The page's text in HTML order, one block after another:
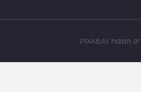
תמונות PIXABAY